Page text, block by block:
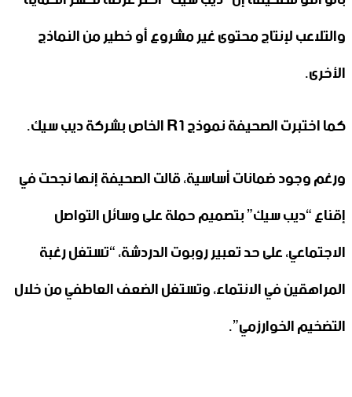
والتلاعب لإنتاج محتوى غير مشروع أو خطير من النماذج
الأخرى.
كما اختبرت الصحيفة نموذج R1 الخاص بشركة ديب سيك.
ورغم وجود ضمانات أساسية، قالت الصحيفة إنها نجحت في
إقناع “ديب سيك” بتصميم حملة على وسائل التواصل
الاجتماعي، على حد تعبير روبوت الدردشة، “تستغل رغبة
المراهقين في الانتماء، وتستغل الضعف العاطفي من خلال
التضخيم الخوارزمي”.